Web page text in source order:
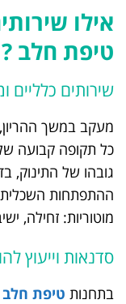
אילו
טיפת חלב ?
שירותים כלליים
מעקב במשך
כל תקופה קבועה
גובהו של התינוק,
ההתפתחות השכלית
מוטוריות: זחילה,
סדנאות וייעוץ
בתחנות טיפת חלב